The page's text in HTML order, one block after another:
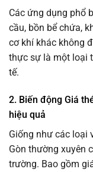
Các ứng dụng phổ
cầu, bồn bể chứa,
cơ khí khác không
thực sự là một loại
tế.
2. Biến động Giá
hiệu quả
Giống như các loại
Gòn thường xuyên
trường. Bao gồm